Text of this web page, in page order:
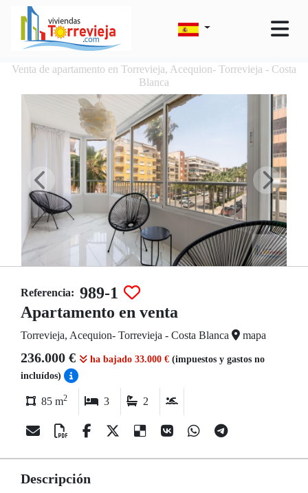
Venta de apartamento en Torrevieja, Acequion- Torrevieja - Costa
Blanca
Referencia: 989-1
Apartamento en venta
Torrevieja, Acequion- Torrevieja - Costa Blanca mapa
236.000 € ha bajado 33.000 € (impuestos y gastos no
incluídos)
85 m2 3 2
Descripción